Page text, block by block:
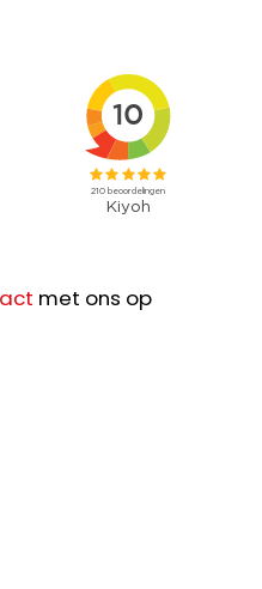
met ons op